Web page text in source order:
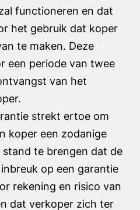
functioneren en dat
het gebruik dat koper
te maken. Deze
een periode van twee
van het
strekt ertoe om
koper een zodanige
te brengen dat de
op een garantie
rekening en risico van
dat verkoper zich ter